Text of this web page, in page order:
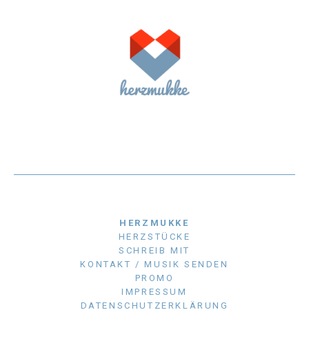
HERZMUKKE
HERZSTÜCKE
SCHREIB MIT
KONTAKT / MUSIK SENDEN
PROMO
IMPRESSUM
DATENSCHUTZERKLÄRUNG